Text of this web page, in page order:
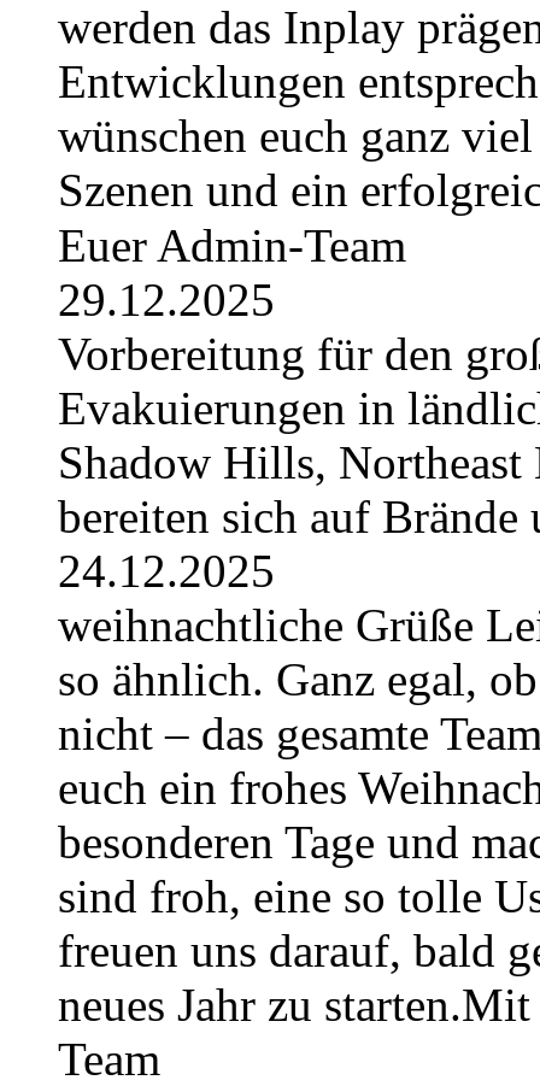
werden das Inplay
Entwicklungen
wünschen euch ganz
Szenen und ein
Euer Admin-Team
29.12.2025
Vorbereitung für den
Evakuierungen in
Shadow Hills,
bereiten sich auf
24.12.2025
weihnachtliche Grüße
so ähnlich. Ganz egal,
nicht – das gesamte
euch ein frohes
besonderen Tage und
sind froh, eine so tolle
freuen uns darauf, bald
neues Jahr zu
Team